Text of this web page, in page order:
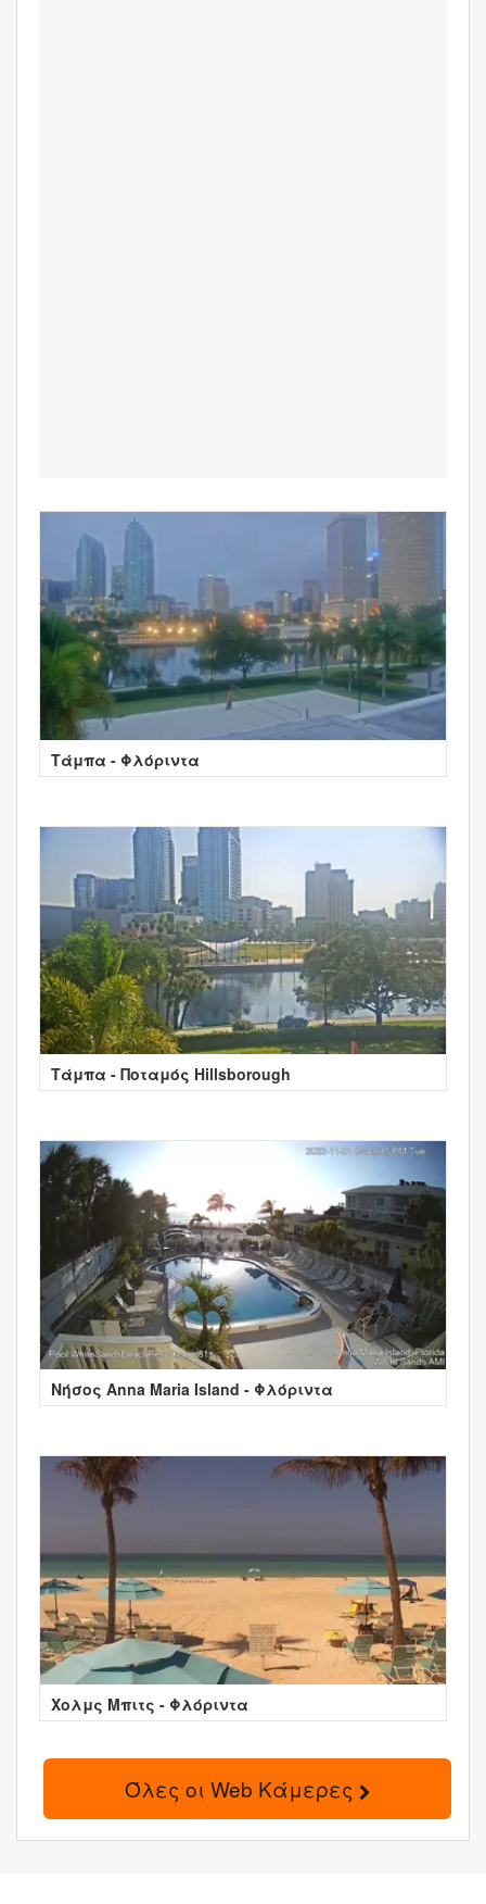
Τάμπα - Φλόριντα
Τάμπα - Ποταμός Hillsborough
Νήσος Anna Maria Island - Φλόριντα
Χολμς Μπιτς - Φλόριντα
Όλες οι Web Κάμερες